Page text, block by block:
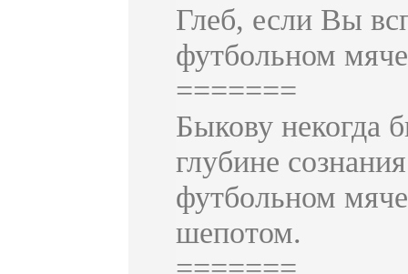
Глеб, если Вы
футбольном
=======
Быкову некогда
глубине
футбольном
шепотом.